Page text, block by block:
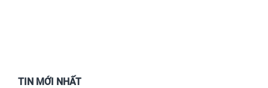
TIN MỚI NHẤT